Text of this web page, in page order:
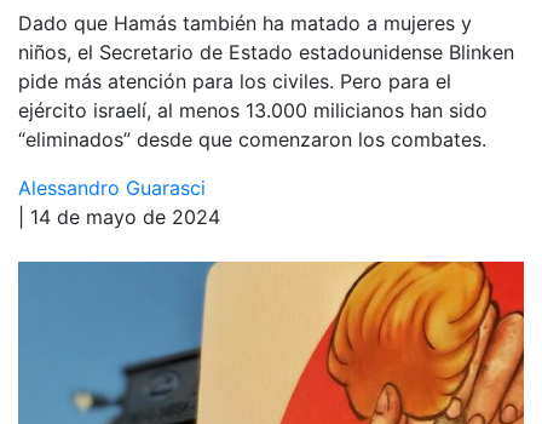
Dado que Hamás también ha matado a mujeres y
niños, el Secretario de Estado estadounidense Blinken
pide más atención para los civiles. Pero para el
ejército israelí, al menos 13.000 milicianos han sido
“eliminados” desde que comenzaron los combates.
Alessandro Guarasci
| 14 de mayo de 2024